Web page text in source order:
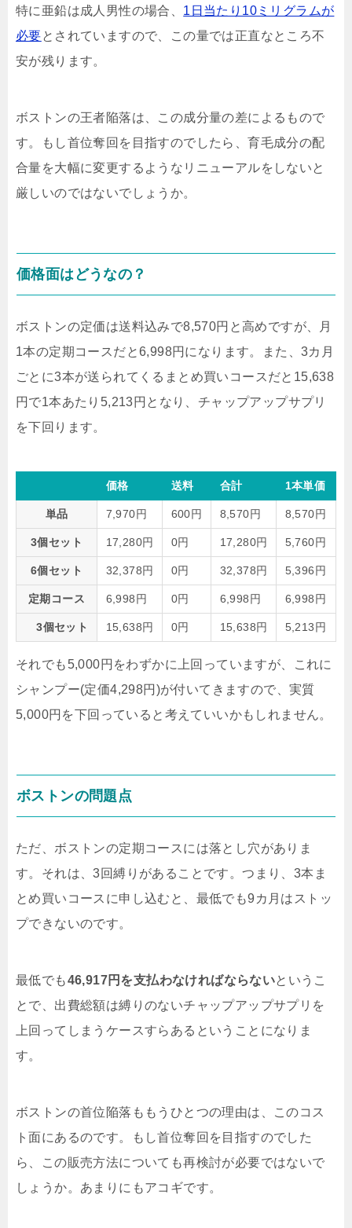
特に亜鉛は成人男性の場合、 1日当たり10ミリグラムが
必要とされていますので、この量では正直なところ不
安が残ります。
ボストンの王者陥落は、この成分量の差によるもので
す。もし首位奪回を目指すのでしたら、育毛成分の配
合量を大幅に変更するようなリニューアルをしないと
厳しいのではないでしょうか。
価格面はどうなの？
ボストンの定価は送料込みで8,570円と高めですが、月
1本の定期コースだと6,998円になります。また、3カ月
ごとに3本が送られてくるまとめ買いコースだと15,638
円で1本あたり5,213円となり、チャップアップサプリ
を下回ります。
価格 送料 合計 1本単価
単品 7,970円 600円 8,570円 8,570円
3個セット 17,280円 0円 17,280円 5,760円
6個セット 32,378円 0円 32,378円 5,396円
定期コース 6,998円 0円 6,998円 6,998円
3個セット 15,638円 0円 15,638円 5,213円
それでも5,000円をわずかに上回っていますが、これに
シャンプー(定価4,298円)が付いてきますので、実質
5,000円を下回っていると考えていいかもしれません。
ボストンの問題点
ただ、ボストンの定期コースには落とし穴がありま
す。それは、3回縛り があることです。つまり、3本ま
とめ買いコースに申し込むと、最低でも9カ月はストッ
プできないのです。
最低でも46,917円を支払わなければならないというこ
とで、出費総額は縛りのないチャップアップサプリを
上回ってしまうケースすらあるということになりま
す。
ボストンの首位陥落ももうひとつの理由は、このコス
ト面にあるのです。もし首位奪回を目指すのでした
ら、この販売方法についても再検討が必要ではないで
しょうか。あまりにもアコギです。